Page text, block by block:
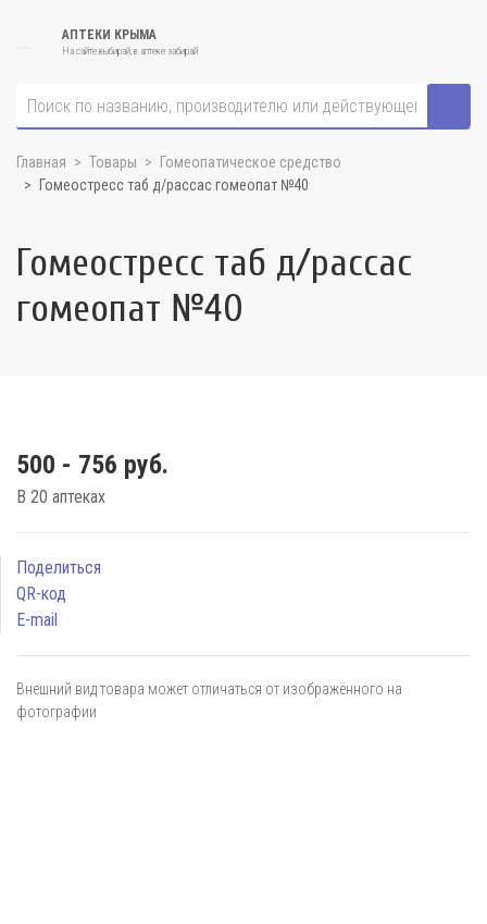
АПТЕКИ КРЫМА
На сайте выбирай, в аптеке забирай
Главная Товары
Гомеопатическое средство
Гомеостресс таб д/рассас гомеопат №40
Гомеостресс таб д/рассас
гомеопат №40
500 - 756 руб.
В 20 аптеках
Поделиться
QR-код
E-mail
Внешний вид товара может отличаться от изображённого на
фотографии